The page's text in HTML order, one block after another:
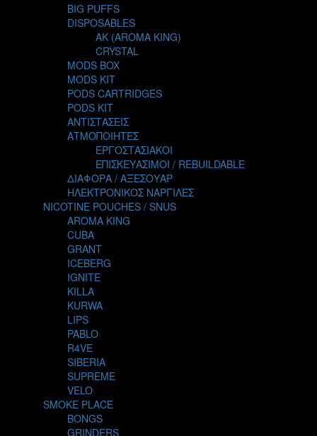
NUBO
OMERTA LIQUIDS
OPMH PROJECT
S-ELF JUICE
SADBOY
SCANDAL
SECRET FOREST
STEAM CITY LIQUIDS
STEAM TRAIN
STEAMPUNK
TALES
TATTOO
THE ALCHEMIST
THE SMOKER'S CLUB
TIKI MAHU
TWIST
VGOD
WILD ZOO
YETI
BIG PUFFS
DISPOSABLES
AK (AROMA KING)
CRYSTAL
MODS BOX
MODS KIT
PODS CARTRIDGES
PODS KIT
ΑΝΤΙΣΤΑΣΕΙΣ
ΑΤΜΟΠΟΙΗΤΕΣ
ΕΡΓΟΣΤΑΣΙΑΚΟΙ
ΕΠΙΣΚΕΥΑΣΙΜΟΙ / REBUILDABLE
ΔΙΑΦΟΡΑ / ΑΞΕΣΟΥΑΡ
ΗΛΕΚΤΡΟΝΙΚΟΣ ΝΑΡΓΙΛΕΣ
NICOTINE POUCHES / SNUS
AROMA KING
CUBA
GRANT
ICEBERG
IGNITE
KILLA
KURWA
LIPS
PABLO
R4VE
SIBERIA
SUPREME
VELO
SMOKE PLACE
BONGS
GRINDERS